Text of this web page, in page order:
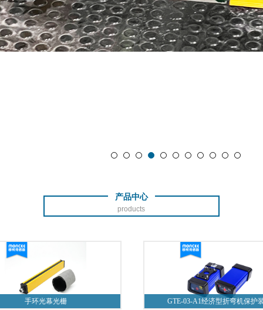
产品中心
products
手环光幕光栅 GTE-03-A1经济型折弯机保护